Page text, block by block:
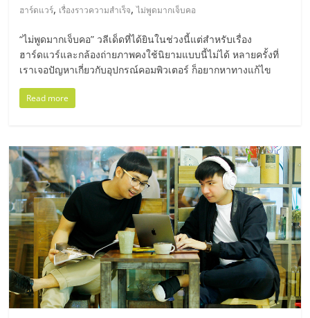
ไชส์,
ศูนย์
รวม
แฟ
ทำเล
สำหรับ
เปิด
ร้าน
ปรึกษา
ฟรี,
บริการ
พัฒนา
ระบบ
แฟ
ฮาร์ดแวร์, เรื่องราวความสำเร็จ,ไม่พูดมากเจ็บคอ
“ไม่พูดมากเจ็บคอ” วลีเด็ดที่ได้ยินในช่วงนี้แต่สำหรับเรื่อง
ฮาร์ดแวร์และกล้องถ่ายภาพคงใช้นิยามแบบนี้ไม่ได้ หลายครั้งที่
เราเจอปัญหาเกี่ยวกับอุปกรณ์คอมพิวเตอร์ ก็อยากหาทางแก้ไข
Read more